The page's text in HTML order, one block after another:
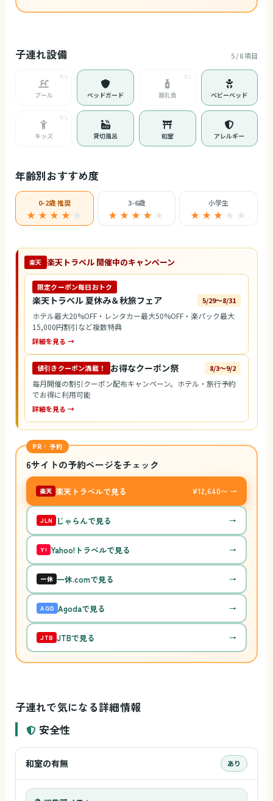
子連れ設備 5 / 8 項目
プール ベッドガード 離乳食 ベビーベッド
キッズ 貸切風呂 和室 アレルギー
年齢別おすすめ度
0-2歳 推奨
★ ★ ★ ★ ★
3-6歳
★ ★ ★ ★ ★
小学生
★ ★ ★ ★ ★
楽天 楽天トラベル 開催中のキャンペーン
限定クーポン毎日おトク
楽天トラベル 夏休み＆秋旅フェア 5/29〜8/31
ホテル最大20%OFF・レンタカー最大50%OFF・楽パック最大
15,000円割引など複数特典
詳細を見る →
値引きクーポン満載！ お得なクーポン祭 8/3〜9/2
毎月開催の割引クーポン配布キャンペーン。ホテル・旅行予約
でお得に利用可能
詳細を見る →
PR · 予約
6サイトの予約ページをチェック
楽天 楽天トラベルで見る ¥12,640〜 →
JLN じゃらんで見る →
Y! Yahoo!トラベルで見る →
一休 一休.comで見る →
AGD Agodaで見る →
JTB JTBで見る →
子連れで気になる詳細情報
安全性
和室の有無 あり